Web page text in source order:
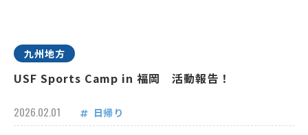
九州地方
USF Sports Camp in 福岡 活動報告！
2026.02.01 日帰り